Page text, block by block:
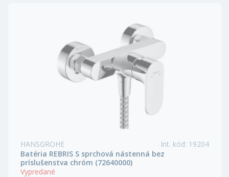
HANSGROHE Int. kód: 19204
Batéria REBRIS S sprchová nástenná bez
príslušenstva chróm (72640000)
Vypredané